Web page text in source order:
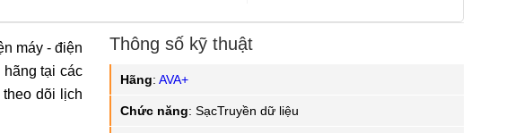
máy - điện
tại các
dõi lịch
Thông số kỹ thuật
Hãng: AVA+
Chức năng: SạcTruyền dữ liệu